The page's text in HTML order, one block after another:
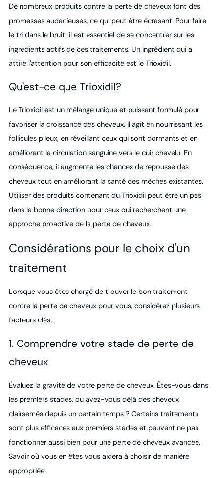
De nombreux produits contre la perte de cheveux font des
promesses audacieuses, ce qui peut être écrasant. Pour faire
le tri dans le bruit, il est essentiel de se concentrer sur les
ingrédients actifs de ces traitements. Un ingrédient qui a
attiré l'attention pour son efficacité est le Trioxidil.
Qu'est-ce que Trioxidil?
Le Trioxidil est un mélange unique et puissant formulé pour
favoriser la croissance des cheveux. Il agit en nourrissant les
follicules pileux, en réveillant ceux qui sont dormants et en
améliorant la circulation sanguine vers le cuir chevelu. En
conséquence, il augmente les chances de repousse des
cheveux tout en améliorant la santé des mèches existantes.
Utiliser des produits contenant du Trioxidil peut être un pas
dans la bonne direction pour ceux qui recherchent une
approche proactive de la perte de cheveux.
Considérations pour le choix d'un
traitement
Lorsque vous êtes chargé de trouver le bon traitement
contre la perte de cheveux pour vous, considérez plusieurs
facteurs clés :
1. Comprendre votre stade de perte de
cheveux
Évaluez la gravité de votre perte de cheveux. Êtes-vous dans
les premiers stades, ou avez-vous déjà des cheveux
clairsemés depuis un certain temps ? Certains traitements
sont plus efficaces aux premiers stades et peuvent ne pas
fonctionner aussi bien pour une perte de cheveux avancée.
Savoir où vous en êtes vous aidera à choisir de manière
appropriée.